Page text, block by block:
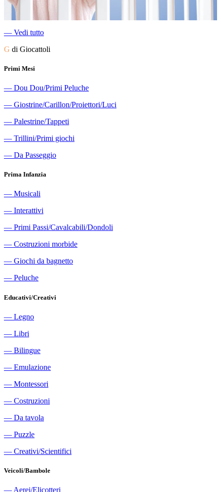
― Vedi tutto
G di Giocattoli
Primi Mesi
― Dou Dou/Primi Peluche
― Giostrine/Carillon/Proiettori/Luci
― Palestrine/Tappeti
― Trillini/Primi giochi
― Da Passeggio
Prima Infanzia
― Musicali
― Interattivi
― Primi Passi/Cavalcabili/Dondoli
― Costruzioni morbide
― Giochi da bagnetto
― Peluche
Educativi/Creativi
― Legno
― Libri
― Bilingue
― Emulazione
― Montessori
― Costruzioni
― Da tavola
― Puzzle
― Creativi/Scientifici
Veicoli/Bambole
― Aerei/Elicotteri